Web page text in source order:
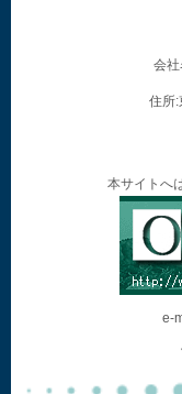
会
住所:
本サイトへ
e-